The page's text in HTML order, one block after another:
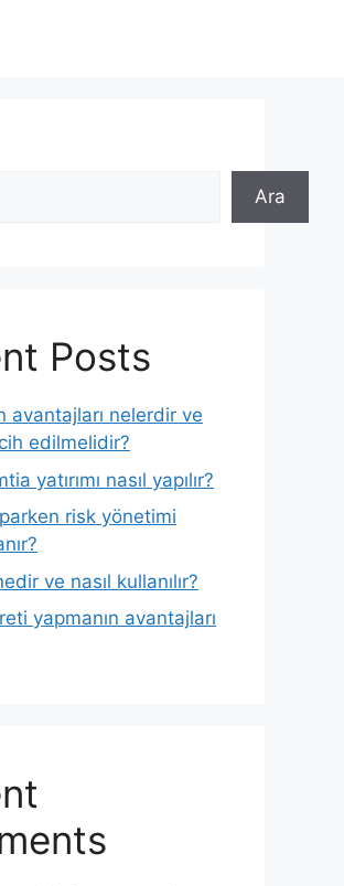
Ara
Posts
avantajları nelerdir ve
edilmelidir?
yatırımı nasıl yapılır?
risk yönetimi
ve nasıl kullanılır?
yapmanın avantajları